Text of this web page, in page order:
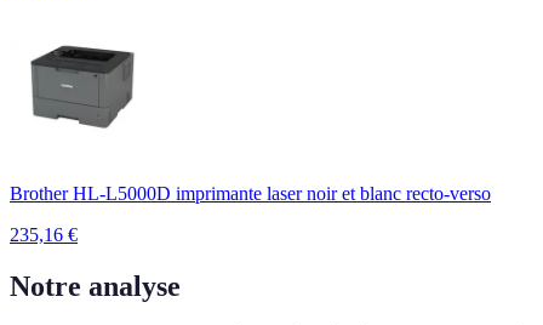
Brother HL-L5000D imprimante laser noir et blanc recto-verso
235,16 €
Notre analyse